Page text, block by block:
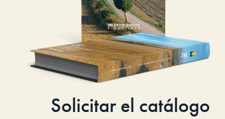
Solicitar el catálogo